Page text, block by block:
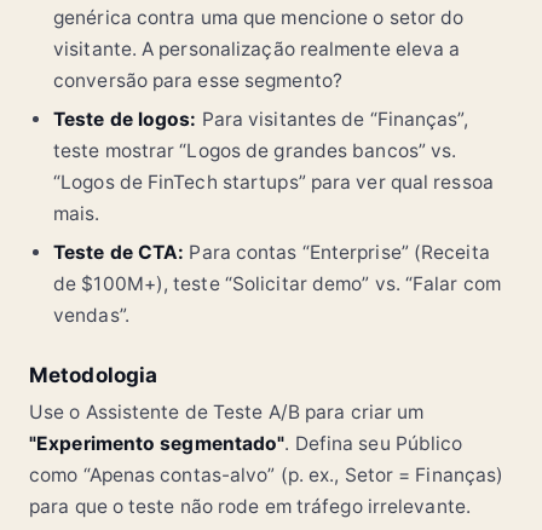
genérica contra uma que mencione o setor do
visitante. A personalização realmente eleva a
conversão para esse segmento?
Teste de logos: Para visitantes de “Finanças”,
teste mostrar “Logos de grandes bancos” vs.
“Logos de FinTech startups” para ver qual ressoa
mais.
Teste de CTA: Para contas “Enterprise” (Receita
de $100M+), teste “Solicitar demo” vs. “Falar com
vendas”.
Metodologia
Use o Assistente de Teste A/B para criar um
"Experimento segmentado". Defina seu Público
como “Apenas contas-alvo” (p. ex., Setor = Finanças)
para que o teste não rode em tráfego irrelevante.